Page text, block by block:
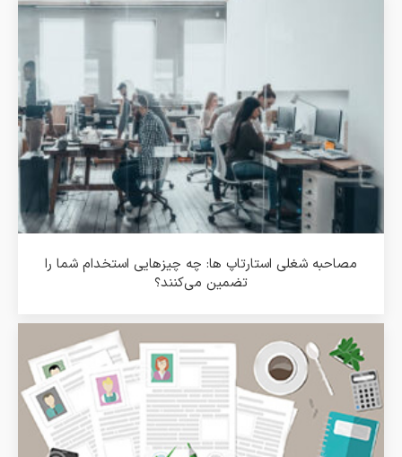
مصاحبه شغلی استارتاپ ها: چه چیزهایی استخدام شما را
تضمین می‌کنند؟